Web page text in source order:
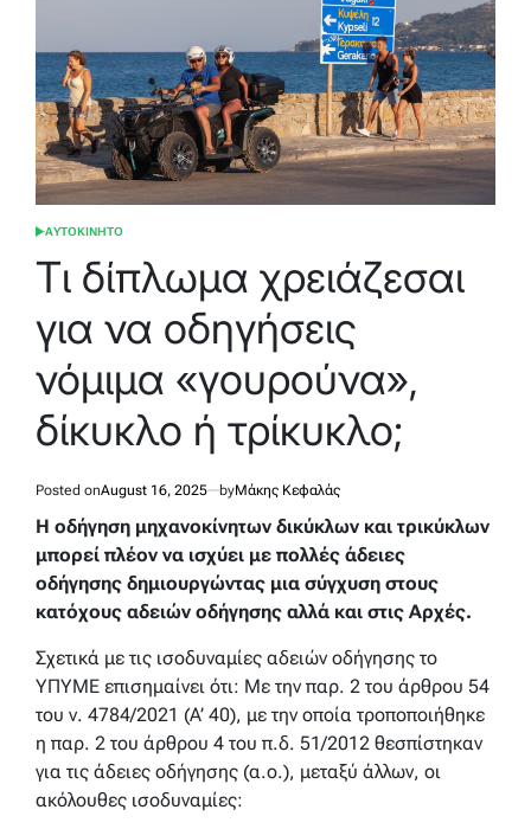
POSTED
ΑΥΤΟΚΙΝΗΤΟ
Τι δίπλωμα χρειάζεσαι
για να οδηγήσεις
νόμιμα «γουρούνα»,
δίκυκλο ή τρίκυκλο;
Posted onAugust 16, 2025 byΜάκης Κεφαλάς
Η οδήγηση μηχανοκίνητων δικύκλων και τρικύκλων
μπορεί πλέον να ισχύει με πολλές άδειες
οδήγησης δημιουργώντας μια σύγχυση στους
κατόχους αδειών οδήγησης αλλά και στις Αρχές.
Σχετικά με τις ισοδυναμίες αδειών οδήγησης το
ΥΠΥΜΕ επισημαίνει ότι: Με την παρ. 2 του άρθρου 54
του ν. 4784/2021 (A’ 40), με την οποία τροποποιήθηκε
η παρ. 2 του άρθρου 4 του π.δ. 51/2012 θεσπίστηκαν
για τις άδειες οδήγησης (α.ο.), μεταξύ άλλων, οι
ακόλουθες ισοδυναμίες: